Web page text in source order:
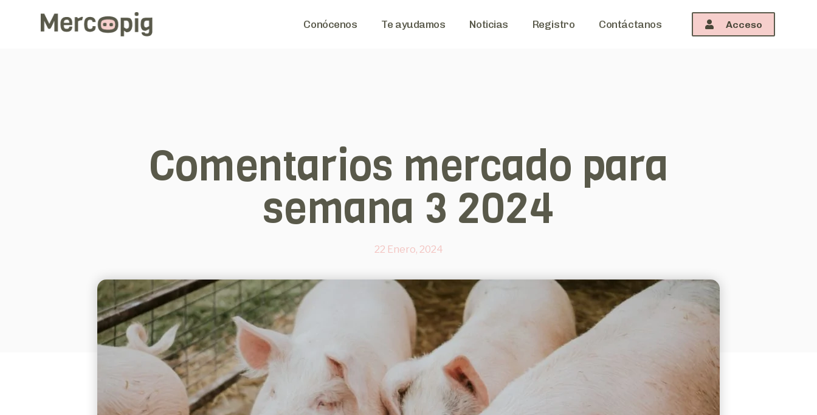
Conócenos Te ayudamos Noticias Registro Contáctanos Acceso
Comentarios mercado para
semana 3 2024
22 Enero, 2024